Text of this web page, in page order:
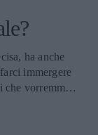
ha anche
immergere
che vorremmo